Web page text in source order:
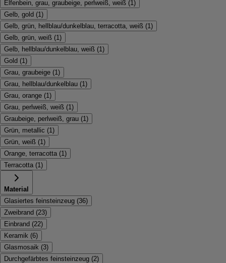
Elfenbein, grau, graubeige, perlweiß, weiß (1)
Gelb, gold (1)
Gelb, grün, hellblau/dunkelblau, terracotta, weiß (1)
Gelb, grün, weiß (1)
Gelb, hellblau/dunkelblau, weiß (1)
Gold (1)
Grau, graubeige (1)
Grau, hellblau/dunkelblau (1)
Grau, orange (1)
Grau, perlweiß, weiß (1)
Graubeige, perlweiß, grau (1)
Grün, metallic (1)
Grün, weiß (1)
Orange, terracotta (1)
Terracotta (1)
Material
Glasiertes feinsteinzeug (36)
Zweibrand (23)
Einbrand (22)
Keramik (6)
Glasmosaik (3)
Durchgefärbtes feinsteinzeug (2)